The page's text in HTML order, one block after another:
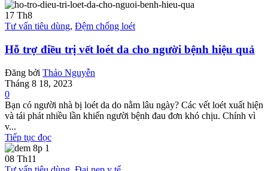
17 Th8
Tư vấn tiêu dùng, Đệm chống loét
Hỗ trợ điều trị vết loét da cho người bệnh hiệu quả
Đăng bởi Thảo Nguyễn
Tháng 8 18, 2023
0
Bạn có người nhà bị loét da do nằm lâu ngày? Các vết loét xuất hiện
và tái phát nhiều lần khiến người bệnh đau đơn khó chịu. Chính vì
v...
Tiếp tục đọc
08 Th11